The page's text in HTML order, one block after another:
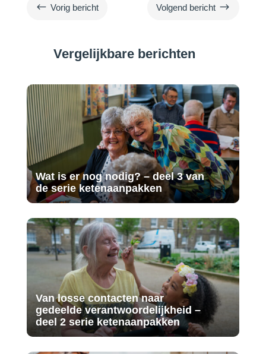
# Vorig bericht Volgend bericht $
Vergelijkbare berichten
Wat is er nog nodig? – deel 3 van
de serie ketenaanpakken
Van losse contacten naar
gedeelde verantwoordelijkheid –
deel 2 serie ketenaanpakken